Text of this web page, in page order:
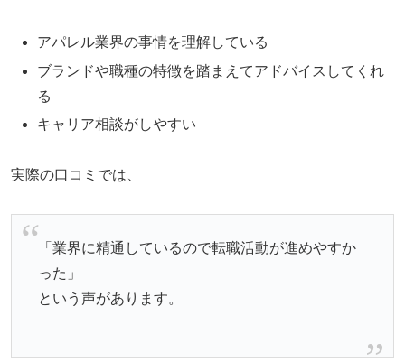
アパレル業界の事情を理解している
ブランドや職種の特徴を踏まえてアドバイスしてくれ
る
キャリア相談がしやすい
実際の口コミでは、
「業界に精通しているので転職活動が進めやすか
った」
という声があります。